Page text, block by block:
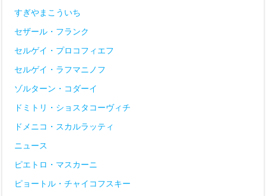
すぎやまこういち
セザール・フランク
セルゲイ・プロコフィエフ
セルゲイ・ラフマニノフ
ゾルターン・コダーイ
ドミトリ・ショスタコーヴィチ
ドメニコ・スカルラッティ
ニュース
ピエトロ・マスカーニ
ピョートル・チャイコフスキー